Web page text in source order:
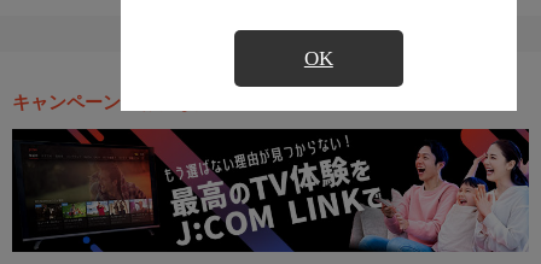
OK
キャンペーン・お得な情報